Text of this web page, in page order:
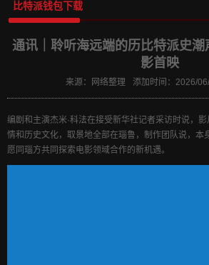
比特派
bitpie
比特派APP
bitpie官网
比特派钱包下载
通讯｜聆听海远端的历比特派史
影首映
来源： 网络整理 添加时间： 2026/
编剧和主演杰米·科法在接受新华社记者采访时说，
情和历史文化，取景地全部在瑙鲁，制作团队说，本
愿同瑙方共同探索电影领域合作的新机遇。